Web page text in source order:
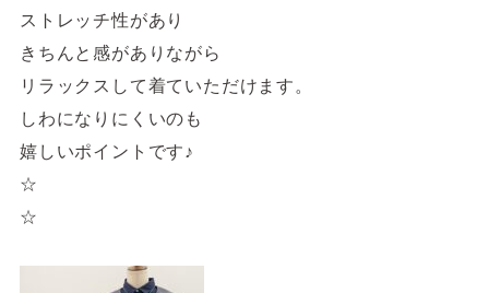
ストレッチ性があり
きちんと感がありながら
リラックスして着ていただけます。
しわになりにくいのも
嬉しいポイントです♪
☆
☆